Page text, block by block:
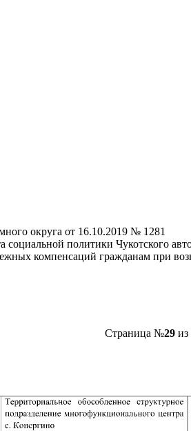
округа от 16.10.2019 № 1281
политики Чукотского
компенсаций гражданам при
Страница №29из